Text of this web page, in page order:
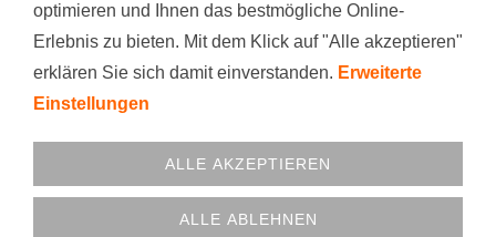
KONTAKT PRODUKTION
BEZAHLARTEN
VERSAND
NEWS
DATENSCHUTZ
WIDERRUFSRECHT
© 1999 - 2025 printfactory GmbH
02331-340800 • printfactory GmbH • Rohrstr. 2 • 58093
Hagen
optimieren und Ihnen das bestmögliche Online-
Erlebnis zu bieten. Mit dem Klick auf "Alle akzeptieren"
erklären Sie sich damit einverstanden. Erweiterte
Einstellungen
ALLE AKZEPTIEREN
ALLE ABLEHNEN